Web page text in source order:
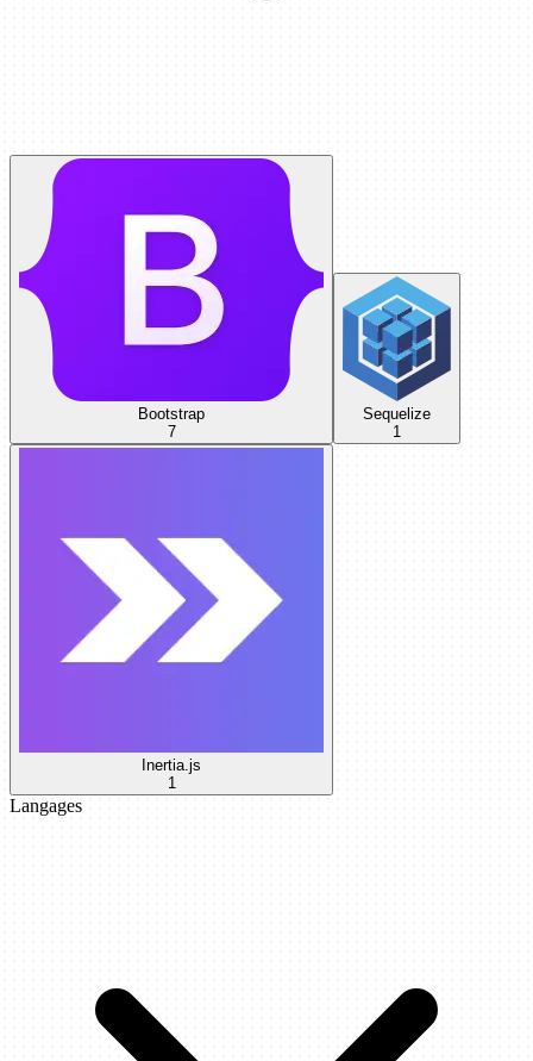
Bootstrap
7
Sequelize
1
Inertia.js
1
Langages